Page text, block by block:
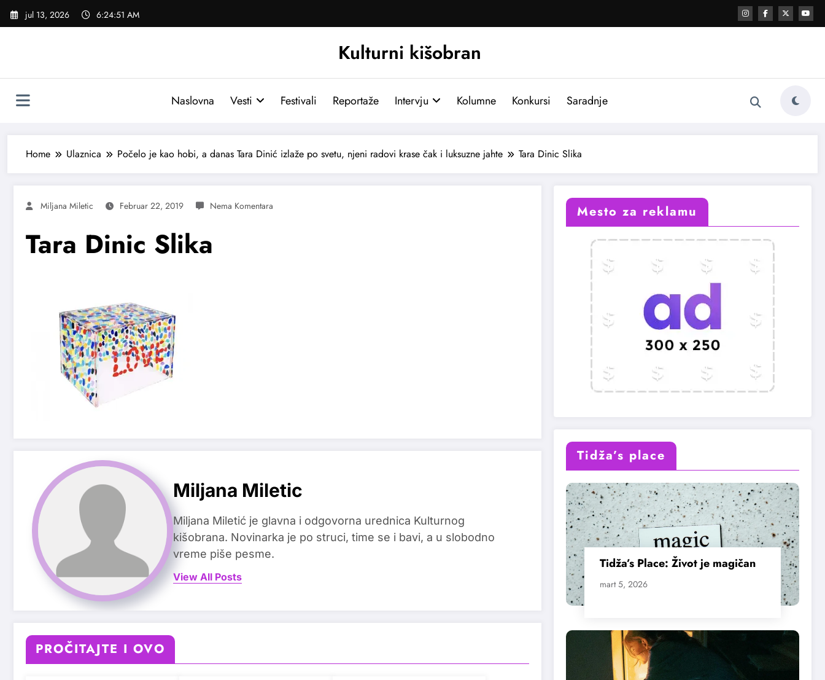
Skoči
jul 13, 2026 6:24:52 AM
Kulturni kišobran
Naslovna Vesti Festivali Reportaže Intervju Kolumne Konkursi Saradnje
Home Ulaznica Počelo je kao hobi, a danas Tara Dinić izlaže po svetu, njeni radovi krase čak i luksuzne jahte Tara Dinic Slika
Miljana Miletic Februar 22, 2019
Tara Dinic Slika
Miljana Miletic
Miljana Miletić je glavna i odgovorna urednica Kulturnog
kišobrana. Novinarka je po struci, time se i bavi, a u slobodno
vreme piše pesme.
View All Posts
PROČITAJTE I OVO
Mesto za reklamu
Tidža’s place
Tidža’s Place: Život je magičan
mart 5, 2026